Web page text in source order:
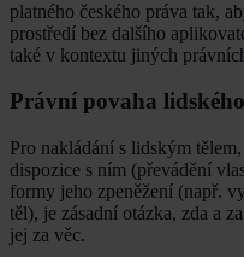
platného českého práva tak,
prostředí bez dalšího
také v kontextu jiných
Právní povaha
Pro nakládání s lidským
dispozice s ním (převádění
formy jeho zpeněžení (např.
těl), je zásadní otázka, zda a
jej za věc.